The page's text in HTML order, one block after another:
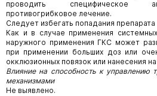
проводить специфическое
противогрибковое лечение.
Следует избегать попадания препарата
Как и в случае применения
наружного применения ГКС может
при применении больших доз или
окклюзионных повязок или нанесения
Влияние на способность к управлению
механизмами
Не выявлено.